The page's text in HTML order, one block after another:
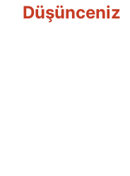
Düşünceniz